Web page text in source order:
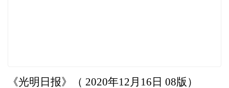
《光明日报》（ 2020年12月16日 08版）